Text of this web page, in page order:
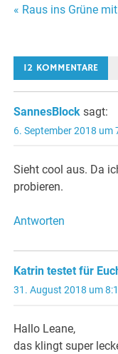
« Raus ins Grüne
12 KOMMENTARE
SannesBlock sagt:
6. September 2018 um
Sieht cool aus. Da
probieren.
Antworten
Katrin testet für
31. August 2018 um
Hallo Leane,
das klingt super